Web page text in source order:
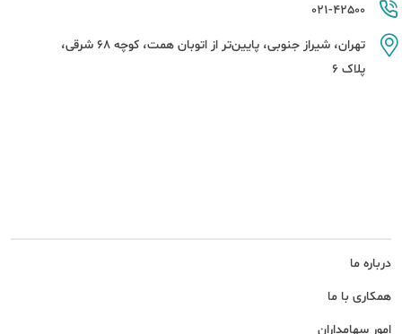
درباره ما
همکاری با ما
امور سهامداران
021-42500
تهران، شیراز جنوبی، پایین‌تر از اتوبان همت، کوچه 68 شرقی،
پلاک 6